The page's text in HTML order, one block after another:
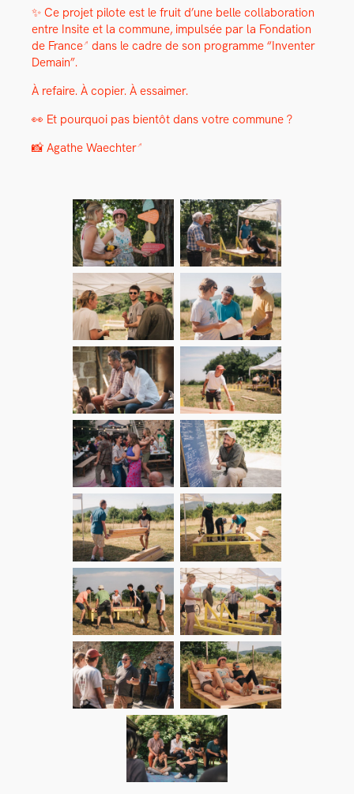
✨ Ce pro­jet pilote est le fruit d’une belle col­lab­o­ra­tion
entre Insite et la com­mune, impul­sée par la Fon­da­tion
de France dans le cadre de son pro­gramme “Inven­ter
Demain”.
À refaire. À copi­er. À essaimer.
👀 Et pourquoi pas bien­tôt dans votre com­mune ?
📸 Agathe Waechter